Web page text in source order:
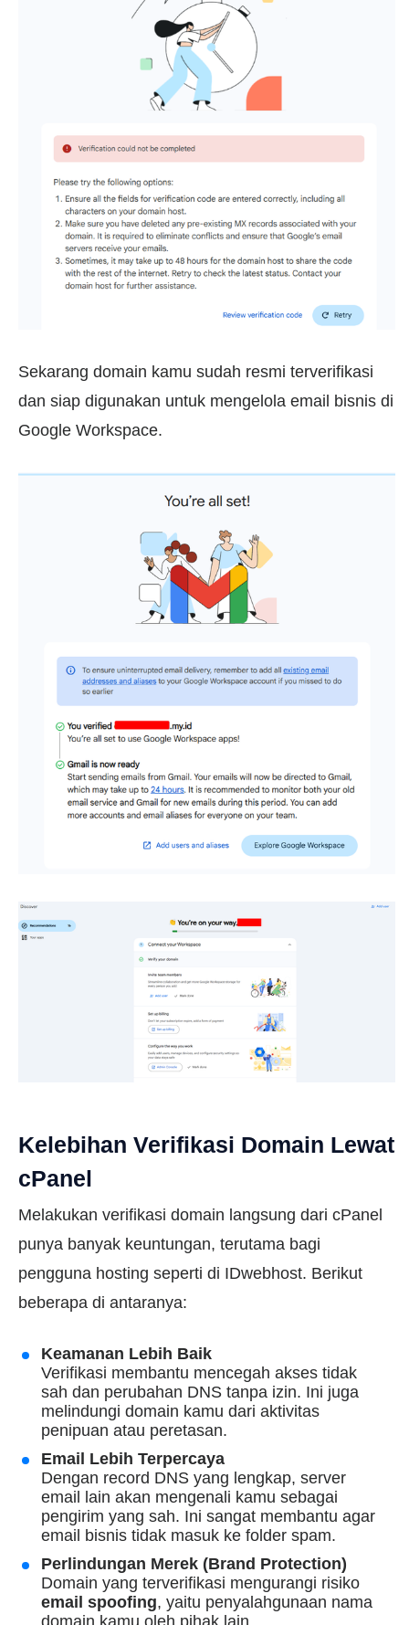
Sekarang domain kamu sudah resmi terverifikasi
dan siap digunakan untuk mengelola email bisnis di
Google Workspace.
Kelebihan Verifikasi Domain Lewat
cPanel
Melakukan verifikasi domain langsung dari cPanel
punya banyak keuntungan, terutama bagi
pengguna hosting seperti di IDwebhost. Berikut
beberapa di antaranya:
Keamanan Lebih Baik
Verifikasi membantu mencegah akses tidak
sah dan perubahan DNS tanpa izin. Ini juga
melindungi domain kamu dari aktivitas
penipuan atau peretasan.
Email Lebih Terpercaya
Dengan record DNS yang lengkap, server
email lain akan mengenali kamu sebagai
pengirim yang sah. Ini sangat membantu agar
email bisnis tidak masuk ke folder spam.
Perlindungan Merek (Brand Protection)
Domain yang terverifikasi mengurangi risiko
email spoofing, yaitu penyalahgunaan nama
domain kamu oleh pihak lain.